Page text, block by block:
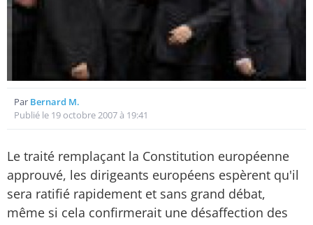
Par Bernard M.
Publié le 19 octobre 2007 à 19:41
Le traité remplaçant la Constitution européenne
approuvé, les dirigeants européens espèrent qu'il
sera ratifié rapidement et sans grand débat,
même si cela confirmerait une désaffection des